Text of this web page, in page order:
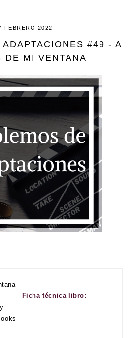
FEBRERO 2022
ADAPTACIONES #49 - A
DE MI VENTANA
Ficha técnica libro: